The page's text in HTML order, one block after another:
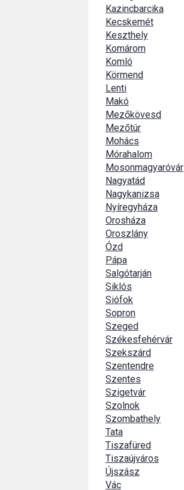
Kazincbarcika
Kecskemét
Keszthely
Komárom
Komló
Körmend
Lenti
Makó
Mezőkövesd
Mezőtúr
Mohács
Mórahalom
Mosonmagyaróvár
Nagyatád
Nagykanizsa
Nyíregyháza
Orosháza
Oroszlány
Ózd
Pápa
Salgótarján
Siklós
Siófok
Sopron
Szeged
Székesfehérvár
Szekszárd
Szentendre
Szentes
Szigetvár
Szolnok
Szombathely
Tata
Tiszafüred
Tiszaújváros
Újszász
Vác